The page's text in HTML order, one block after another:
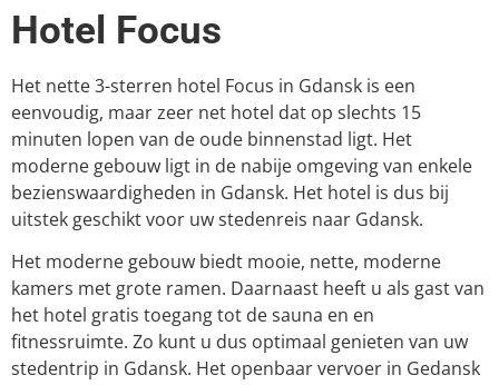
Hotel Focus
Het nette 3-sterren hotel Focus in Gdansk is een
eenvoudig, maar zeer net hotel dat op slechts 15
minuten lopen van de oude binnenstad ligt. Het
moderne gebouw ligt in de nabije omgeving van enkele
bezienswaardigheden in Gdansk. Het hotel is dus bij
uitstek geschikt voor uw stedenreis naar Gdansk.
Het moderne gebouw biedt mooie, nette, moderne
kamers met grote ramen. Daarnaast heeft u als gast van
het hotel gratis toegang tot de sauna en en
fitnessruimte. Zo kunt u dus optimaal genieten van uw
stedentrip in Gdansk. Het openbaar vervoer in Gedansk